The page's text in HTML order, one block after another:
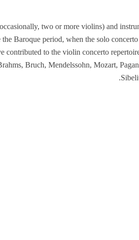
two or more violins) and
Baroque period, when the solo
contributed to the violin concerto
Bruch, Mendelssohn, Mozart,